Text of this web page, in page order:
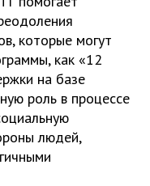
которые могут
как «12
на базе
роль в процессе
людей,